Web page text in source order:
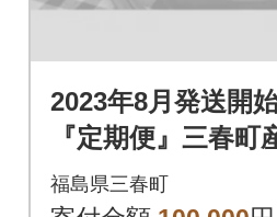
2023年8月発送開
『定期便』三春町
シヒカリ計15kg全5
福島県三春町